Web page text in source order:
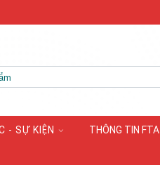
- SỰ KIỆN THÔNG TIN FTA